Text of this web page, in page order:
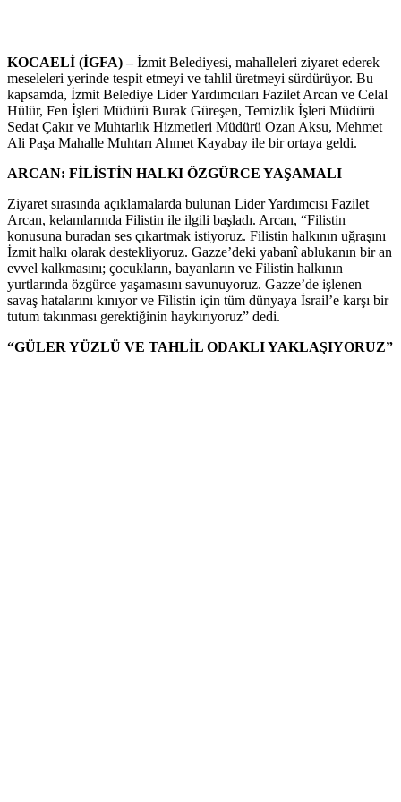
KOCAELİ (İGFA) –İzmit Belediyesi, mahalleleri ziyaret ederek
meseleleri yerinde tespit etmeyi ve tahlil üretmeyi sürdürüyor. Bu
kapsamda, İzmit Belediye Lider Yardımcıları Fazilet Arcan ve Celal
Hülür, Fen İşleri Müdürü Burak Güreşen, Temizlik İşleri Müdürü
Sedat Çakır ve Muhtarlık Hizmetleri Müdürü Ozan Aksu, Mehmet
Ali Paşa Mahalle Muhtarı Ahmet Kayabay ile bir ortaya geldi.
ARCAN: FİLİSTİN HALKI ÖZGÜRCE YAŞAMALI
Ziyaret sırasında açıklamalarda bulunan Lider Yardımcısı Fazilet
Arcan, kelamlarında Filistin ile ilgili başladı. Arcan, “Filistin
konusuna buradan ses çıkartmak istiyoruz. Filistin halkının uğraşını
İzmit halkı olarak destekliyoruz. Gazze’deki yabanî ablukanın bir an
evvel kalkmasını; çocukların, bayanların ve Filistin halkının
yurtlarında özgürce yaşamasını savunuyoruz. Gazze’de işlenen
savaş hatalarını kınıyor ve Filistin için tüm dünyaya İsrail’e karşı bir
tutum takınması gerektiğinin haykırıyoruz” dedi.
“GÜLER YÜZLÜ VE TAHLİL ODAKLI YAKLAŞIYORUZ”